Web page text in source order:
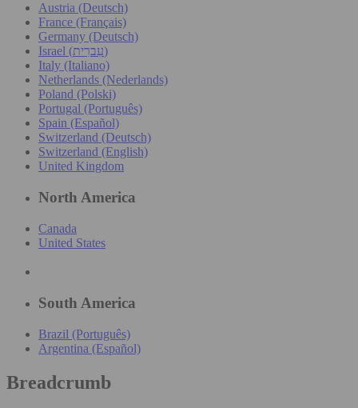
Austria (Deutsch)
France (Français)
Germany (Deutsch)
Israel (עִברִית)
Italy (Italiano)
Netherlands (Nederlands)
Poland (Polski)
Portugal (Português)
Spain (Español)
Switzerland (Deutsch)
Switzerland (English)
United Kingdom
North America
Canada
United States
South America
Brazil (Português)
Argentina (Español)
Breadcrumb